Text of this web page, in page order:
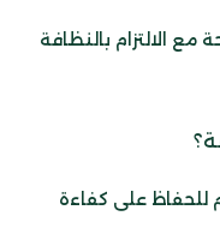
مع الالتزام بالنظافة
للحفاظ على كفاءة